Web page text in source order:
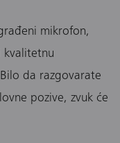
mikrofon,
kvalitetnu
da razgovarate
pozive, zvuk će